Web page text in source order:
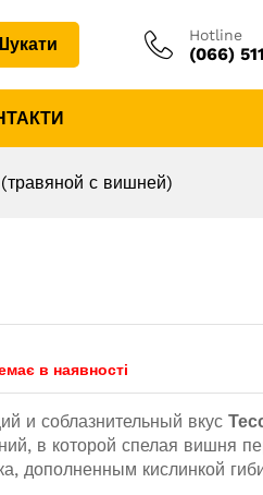
Hotline
(066)
с вишней)
в наявності
и соблазнительный вкус
в которой спелая вишня
дополненным кислинкой